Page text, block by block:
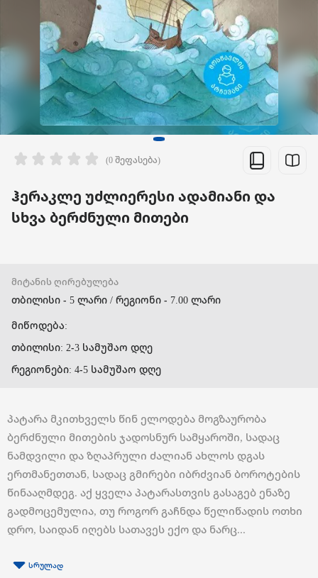
(0 შეფასება)
ჰერაკლე უძლიერესი ადამიანი და
სხვა ბერძნული მითები
მიტანის ღირებულება
თბილისი - 5 ლარი / რეგიონი - 7.00 ლარი
მიწოდება:
თბილისი: 2-3 სამუშაო დღე
რეგიონები: 4-5 სამუშაო დღე
პატარა მკითხველს წინ ელოდება მოგზაურობა
ბერძნული მითების ჯადოსნურ სამყაროში, სადაც
ნამდვილი და ზღაპრული ძალიან ახლოს დგას
ერთმანეთთან, სადაც გმირები იბრძვიან ბოროტების
წინააღმდეგ. აქ ყველა პატარასთვის გასაგებ ენაზე
გადმოცემულია, თუ როგორ გაჩნდა წელიწადის ოთხი
დრო, საიდან იღებს სათავეს ექო და ნარც...
სრულად